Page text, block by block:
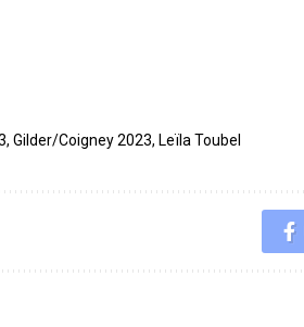
, Gilder/Coigney 2023, Leïla Toubel